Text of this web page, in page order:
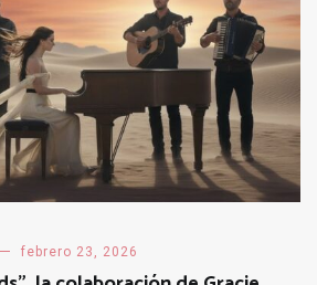
febrero 23, 2026